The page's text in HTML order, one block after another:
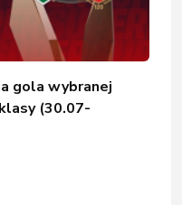
gola wybranej
(30.07-